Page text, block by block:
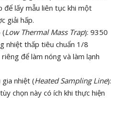
để lấy mẫu liên tục khi một
giải hấp.
(Low Thermal Mass Trap): 9350
nhiệt thấp tiêu chuẩn 1/8
để làm nóng và làm lạnh
nhiệt (Heated Sampling Line):
chọn này có ích khi thực hiện